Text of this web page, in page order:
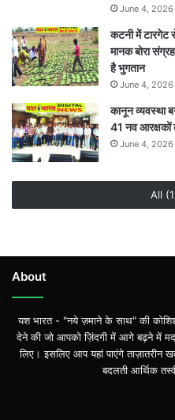
June 4, 2026
कटनी में टारगेट
मानक बोरा
है भुगतान
June 4, 2026
कानून व्यवस्था
41 नव आरक्षकों
June 4, 2026
All
About
यश भारत - "नये ज़माने के साथ" की
देने की जो आपको ज़िंदगी में आगे बढ़ने में
लिए। इसलिए आप यहां पाएंगे ताज़ातरीन
बदलती आर्थिक